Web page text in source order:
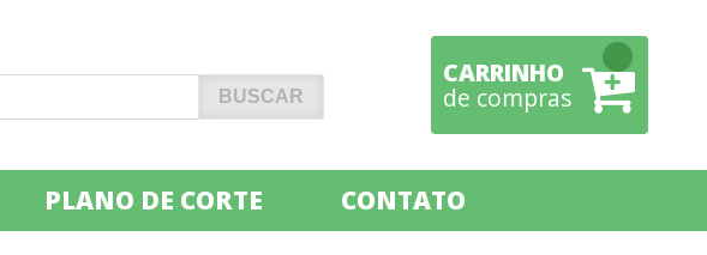
CARRINHO
de compras
PLANO DE CORTE CONTATO